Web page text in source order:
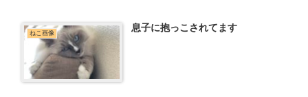
ねこ画像 息子に抱っこされてます